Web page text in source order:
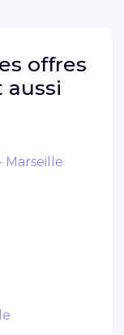
offres